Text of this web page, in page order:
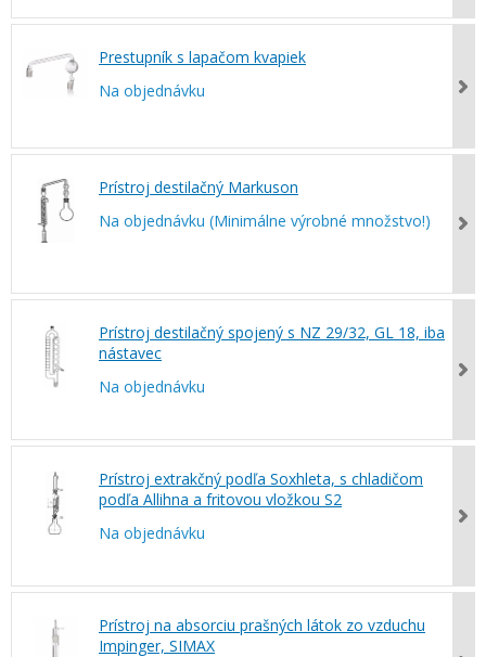
Prestupník s lapačom kvapiek
Na objednávku
Prístroj destilačný Markuson
Na objednávku (Minimálne výrobné množstvo!)
Prístroj destilačný spojený s NZ 29/32, GL 18, iba
nástavec
Na objednávku
Prístroj extrakčný podľa Soxhleta, s chladičom
podľa Allihna a fritovou vložkou S2
Na objednávku
Prístroj na absorciu prašných látok zo vzduchu
Impinger, SIMAX